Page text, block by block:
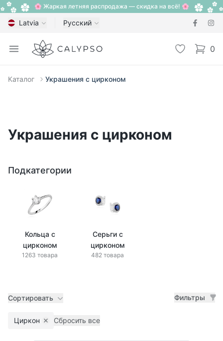
🌸 Жаркая летняя распродажа — скидка на всё! 🌸
Latvia Русский
Open menu
Calypso Избранное
0
items
Каталог Украшения с цирконом
Украшения с цирконом
Подкатегории
Кольца с
цирконом
1263 товара
Серьги с
цирконом
482 товара
Сортировать Фильтры
Циркон Remove filter
Сбросить все